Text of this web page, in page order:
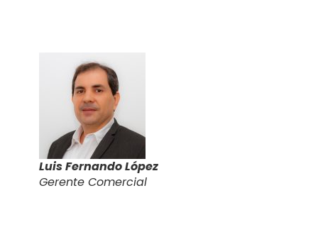
Luis Fernando López
Gerente Comercial